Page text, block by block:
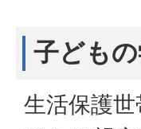
子ども
生活保護